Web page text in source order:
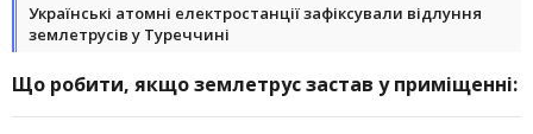
Українські атомні електростанції зафіксували відлуння
землетрусів у Туреччині
Що робити, якщо землетрус застав у приміщенні: